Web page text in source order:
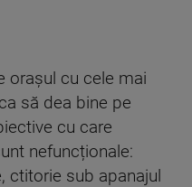
orașul cu cele mai
să dea bine pe
cu care
nefuncționale:
ctitorie sub apanajul